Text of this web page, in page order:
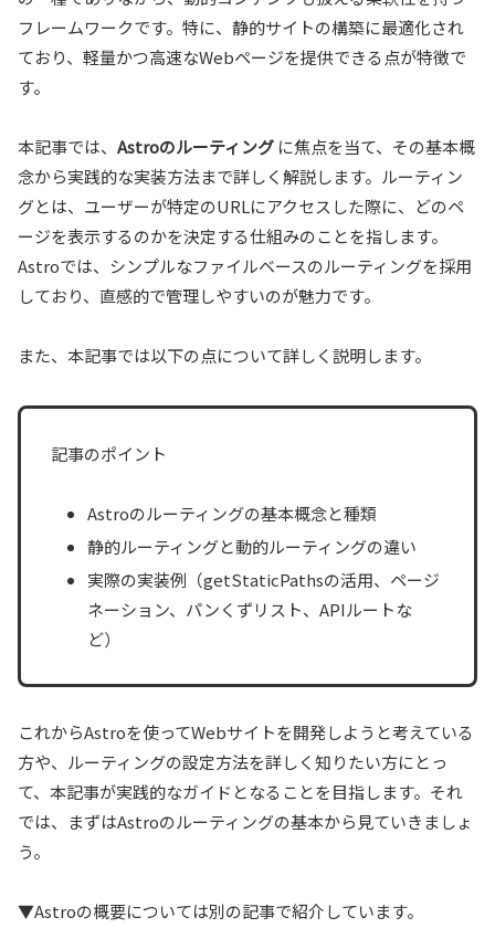
フレームワークです。特に、静的サイトの構築に最適化され
ており、軽量かつ高速なWebページを提供できる点が特徴で
す。
本記事では、 Astroのルーティング に焦点を当て、その基本概
念から実践的な実装方法まで詳しく解説します。ルーティン
グとは、ユーザーが特定のURLにアクセスした際に、どのペ
ージを表示するのかを決定する仕組みのことを指します。
Astroでは、シンプルなファイルベースのルーティングを採用
しており、直感的で管理しやすいのが魅力です。
また、本記事では以下の点について詳しく説明します。
記事のポイント
Astroのルーティングの基本概念と種類
静的ルーティングと動的ルーティングの違い
実際の実装例（getStaticPathsの活用、ページ
ネーション、パンくずリスト、APIルートな
ど）
これからAstroを使ってWebサイトを開発しようと考えている
方や、ルーティングの設定方法を詳しく知りたい方にとっ
て、本記事が実践的なガイドとなることを目指します。それ
では、まずはAstroのルーティングの基本から見ていきましょ
う。
▼Astroの概要については別の記事で紹介しています。